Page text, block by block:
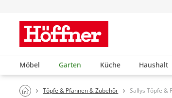
Möbel Garten Küche Haushalt
Töpfe & Pfannen & Zubehör Sallys Töpfe &